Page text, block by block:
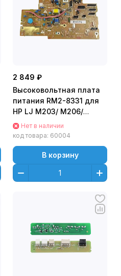
2 849 ₽
Высоковольтная плата
питания RM2-8331 для
HP LJ M203/ M206/
M227/ M230 (RM2-9251 /
RM2-8334)
Нет в наличии
код товара: 60004
В корзину